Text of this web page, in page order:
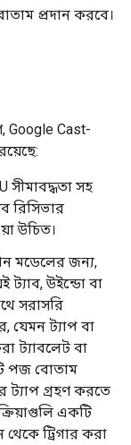
প্রদান করবে।
Google Cast-
সীমাবদ্ধতা সহ
রিসিভার
উচিত।
মডেলের জন্য,
ট্যাব, উইন্ডো বা
সরাসরি
যেমন ট্যাপ বা
ট্যাবলেট বা
পজ বোতাম
ট্যাপ গ্রহণ করতে
একটি
ট্রিগার করা